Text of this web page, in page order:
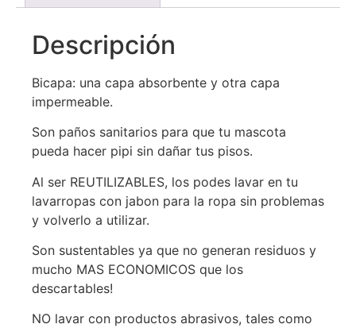
Descripción
Bicapa: una capa absorbente y otra capa
impermeable.
Son paños sanitarios para que tu mascota
pueda hacer pipi sin dañar tus pisos.
Al ser REUTILIZABLES, los podes lavar en tu
lavarropas con jabon para la ropa sin problemas
y volverlo a utilizar.
Son sustentables ya que no generan residuos y
mucho MAS ECONOMICOS que los
descartables!
NO lavar con productos abrasivos, tales como